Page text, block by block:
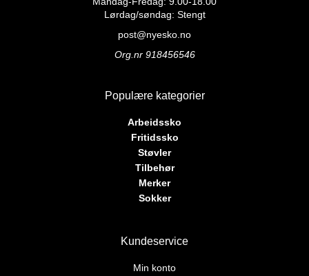
kan
velges
produktsiden
Lørdag/søndag: Stengt
post@nyesko.no
Org.nr 918456546
Populære kategorier
Arbeidssko
Fritidssko
Støvler
Tilbehør
Merker
Sokker
Kundeservice
Min konto